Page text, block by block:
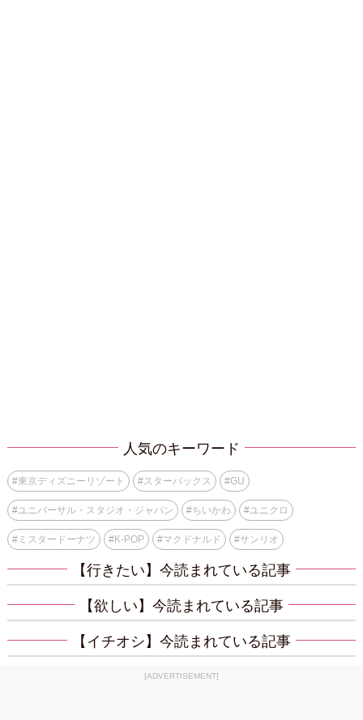
人気のキーワード
#東京ディズニーリゾート #スターバックス #GU
#ユニバーサル・スタジオ・ジャパン #ちいかわ #ユニクロ
#ミスタードーナツ #K-POP #マクドナルド #サンリオ
【行きたい】今読まれている記事
【欲しい】今読まれている記事
【イチオシ】今読まれている記事
[ADVERTISEMENT]